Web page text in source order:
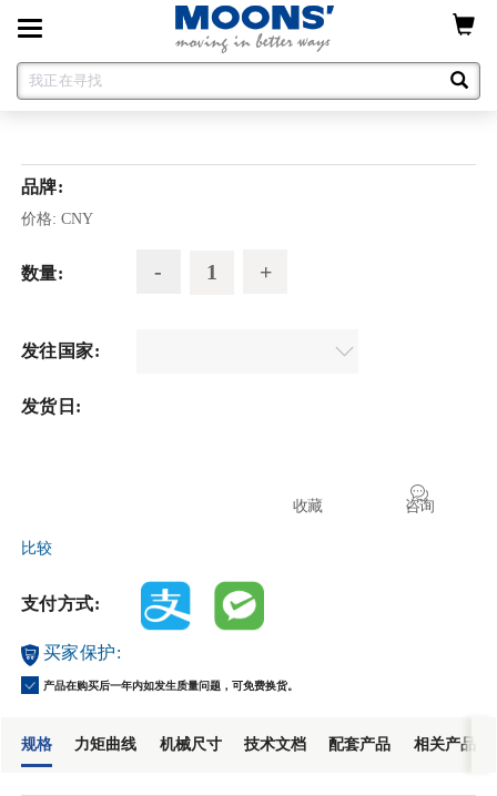
Toggle
navigation
品牌:
价格: CNY
数量:
发往国家:
发货日:
咨询
收藏
比较
支付方式:
买家保护:
产品在购买后一年内如发生质量问题，可免费换货。
规格 力矩曲线 机械尺寸 技术文档 配套产品 相关产品